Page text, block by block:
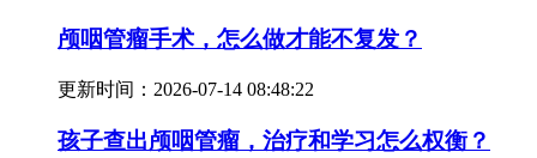
颅咽管瘤手术，怎么做才能不复发？
更新时间： 2026-07-14 08:48:22
孩子查出颅咽管瘤，治疗和学习怎么权衡？